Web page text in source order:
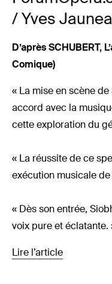
/ Yves
D’après SCHUBERT,
Comique)
« La mise en scène
accord avec la
cette exploration du
« La réussite de ce
exécution musicale
« Dès son entrée,
voix pure et éclatante.
Lire l’article